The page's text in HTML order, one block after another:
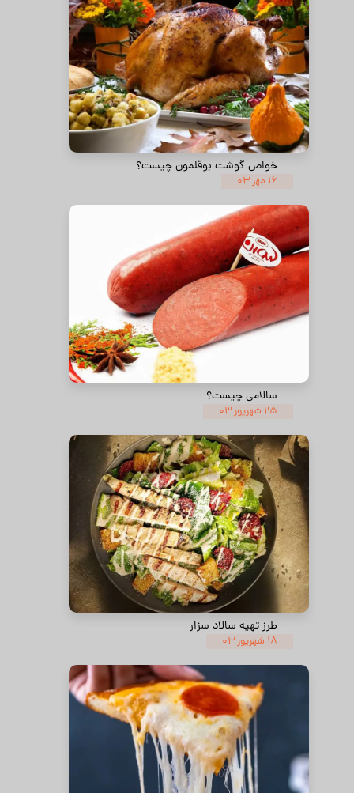
خواص گوشت بوقلمون چیست؟
۱۶ مهر ۰۳
سالامی چیست؟
۲۵ شهریور ۰۳
طرز تهیه سالاد سزار
۱۸ شهریور ۰۳